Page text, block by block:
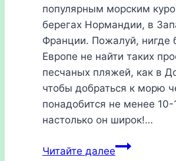
популярным морским
берегах Нормандии, в
Франции. Пожалуй, нигде
Европе не найти таких
песчаных пляжей, как в
чтобы добраться к морю
понадобится не менее 10-
настолько он широк!…
Читайте далееДовиль,